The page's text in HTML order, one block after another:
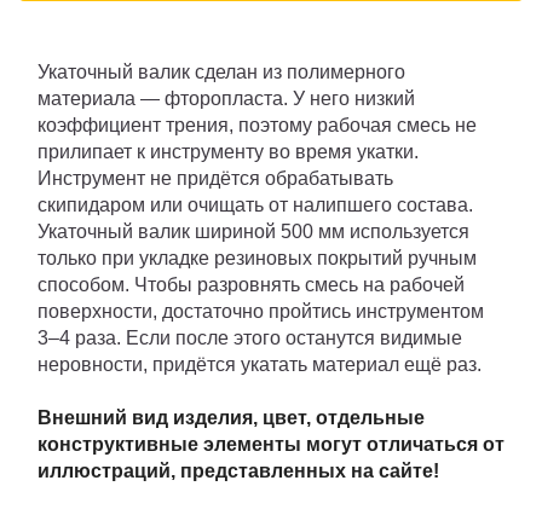
Укаточный валик сделан из полимерного
материала — фторопласта. У него низкий
коэффициент трения, поэтому рабочая смесь не
прилипает к инструменту во время укатки.
Инструмент не придётся обрабатывать
скипидаром или очищать от налипшего состава.
Укаточный валик шириной 500 мм используется
только при укладке резиновых покрытий ручным
способом. Чтобы разровнять смесь на рабочей
поверхности, достаточно пройтись инструментом
3–4 раза. Если после этого останутся видимые
неровности, придётся укатать материал ещё раз.
Внешний вид изделия, цвет, отдельные
конструктивные элементы могут отличаться от
иллюстраций, представленных на сайте!